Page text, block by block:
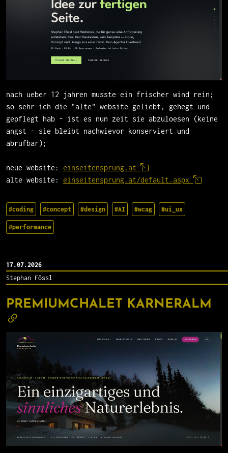
nach ueber 12 jahren musste ein frischer wind rein;
so sehr ich die "alte" website geliebt, gehegt und
gepflegt hab - ist es nun zeit sie abzuloesen (keine
angst - sie bleibt nachwievor konserviert und
abrufbar);
neue website: einseitensprung.at
alte website: einseitensprung.at/default.aspx
#coding #concept #design #AI #wcag #ui_ux
#performance
17.07.2026
Stephan Fössl
PREMIUMCHALET KARNERALM